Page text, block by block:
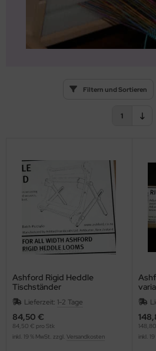
Filtern und Sortieren
1
Ashford Rigid Heddle
Tischständer
Lieferzeit: 1-2 Tage
84,50 €
84,50 € pro Stk
inkl. 19 % MwSt. zzgl. Versandkosten
inkl.